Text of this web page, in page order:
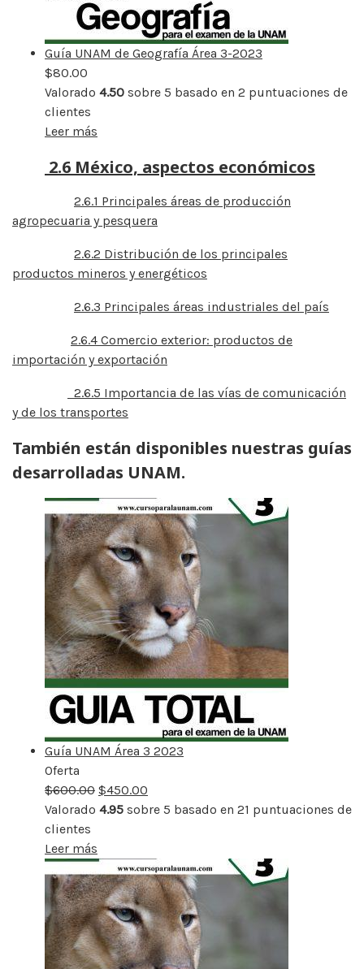
Guía UNAM de Geografía Área 3-2023
$80.00
Valorado 4.50 sobre 5 basado en 2 puntuaciones de
clientes
Leer más
2.6 México, aspectos económicos
2.6.1 Principales áreas de producción
agropecuaria y pesquera
2.6.2 Distribución de los principales
productos mineros y energéticos
2.6.3 Principales áreas industriales del país
2.6.4 Comercio exterior: productos de
importación y exportación
2.6.5 Importancia de las vías de comunicación
y de los transportes
También están disponibles nuestras guías
desarrolladas UNAM.
Guía UNAM Área 3 2023
Oferta
rebajado
$600.00 $450.00
Valorado 4.95 sobre 5 basado en 21 puntuaciones de
clientes
Leer más